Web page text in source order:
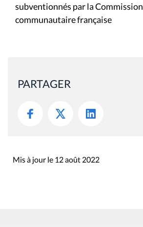
subventionnés par la Commission
communautaire française
PARTAGER
Mis à jour le 12 août 2022